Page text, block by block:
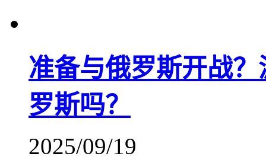
准备与俄罗斯开战
罗斯吗？
2025/09/19